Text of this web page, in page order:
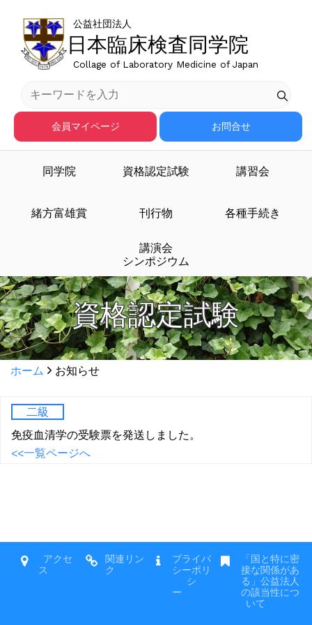
日本臨床検査同学院
公益社団法人
Collage of Laboratory Medicine of Japan
会員マイページ お問合せ
同学院 資格認定試験 講習会
緒方富雄賞 刊行物 各種手続き
講演会
シンポジウム
資格認定試験
ホーム お知らせ
二級
免疫血清学の受験票を発送しました。
<<一覧ページへ
アクセ
ス
関連リン
ク
プライバ
シーポリ
シ
ー
「国と特に密
接な関係があ
る」公益法人
の該当性につ
いて